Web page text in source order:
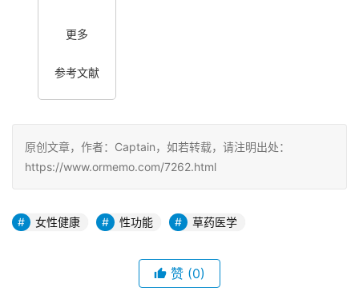
更多
参考文献
原创文章，作者：Captain，如若转载，请注明出处：
https://www.ormemo.com/7262.html
女性健康 性功能 草药医学
赞 (0)